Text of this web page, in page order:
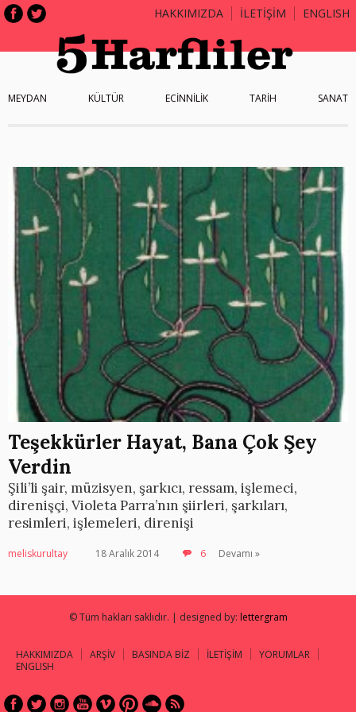
HAKKIMIZDA İLETİŞİM ENGLISH
MEYDAN KÜLTÜR ECİNNİLİK TARİH SANAT
Teşekkürler Hayat, Bana Çok Şey
Verdin
Şili’li şair, müzisyen, şarkıcı, ressam, işlemeci,
direnişçi, Violeta Parra’nın şiirleri, şarkıları,
resimleri, işlemeleri, direnişi
meliskurultay 18 Aralık 2014 6 Devamı »
© Tüm hakları saklıdır. | designed by: lettergram
HAKKIMIZDA ARŞİV BASINDA BİZ İLETİŞİM
YORUMLAR
ENGLISH